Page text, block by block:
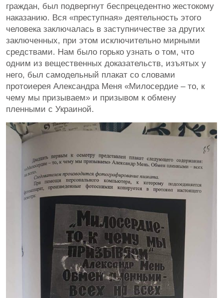
граждан, был подвергнут беспрецедентно жестокому
наказанию. Вся «преступная» деятельность этого
человека заключалась в заступничестве за других
заключенных, при этом исключительно мирными
средствами. Нам было горько узнать о том, что
одним из вещественных доказательств, изъятых у
него, был самодельный плакат со словами
протоиерея Александра Меня «Милосердие – то, к
чему мы призываем» и призывом к обмену
пленными с Украиной.